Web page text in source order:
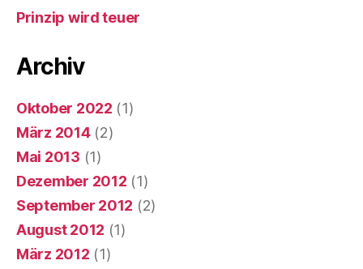
Prinzip wird teuer
Archiv
Oktober 2022 (1)
März 2014(2)
Mai 2013 (1)
Dezember 2012 (1)
September 2012 (2)
August 2012 (1)
März 2012 (1)